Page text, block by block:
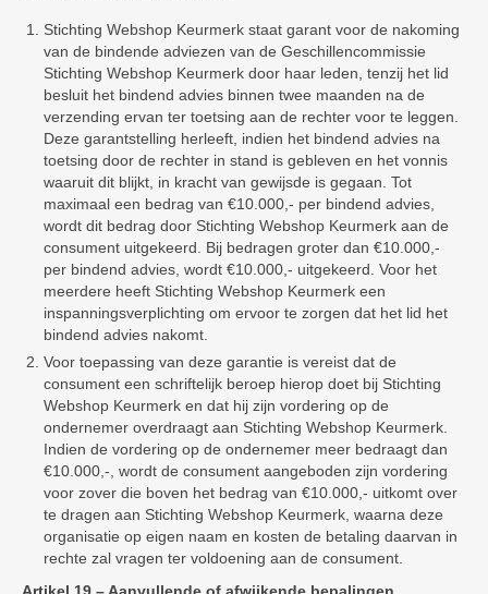
Stichting Webshop Keurmerk staat garant voor de nakoming
van de bindende adviezen van de Geschillencommissie
Stichting Webshop Keurmerk door haar leden, tenzij het lid
besluit het bindend advies binnen twee maanden na de
verzending ervan ter toetsing aan de rechter voor te leggen.
Deze garantstelling herleeft, indien het bindend advies na
toetsing door de rechter in stand is gebleven en het vonnis
waaruit dit blijkt, in kracht van gewijsde is gegaan. Tot
maximaal een bedrag van €10.000,- per bindend advies,
wordt dit bedrag door Stichting Webshop Keurmerk aan de
consument uitgekeerd. Bij bedragen groter dan €10.000,-
per bindend advies, wordt €10.000,- uitgekeerd. Voor het
meerdere heeft Stichting Webshop Keurmerk een
inspanningsverplichting om ervoor te zorgen dat het lid het
bindend advies nakomt.
Voor toepassing van deze garantie is vereist dat de
consument een schriftelijk beroep hierop doet bij Stichting
Webshop Keurmerk en dat hij zijn vordering op de
ondernemer overdraagt aan Stichting Webshop Keurmerk.
Indien de vordering op de ondernemer meer bedraagt dan
€10.000,-, wordt de consument aangeboden zijn vordering
voor zover die boven het bedrag van €10.000,- uitkomt over
te dragen aan Stichting Webshop Keurmerk, waarna deze
organisatie op eigen naam en kosten de betaling daarvan in
rechte zal vragen ter voldoening aan de consument.